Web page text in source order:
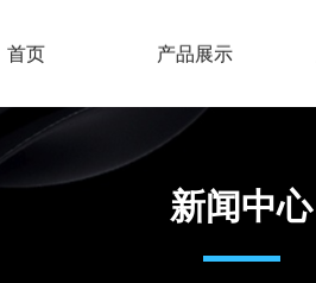
首页 产品展示
新闻中心